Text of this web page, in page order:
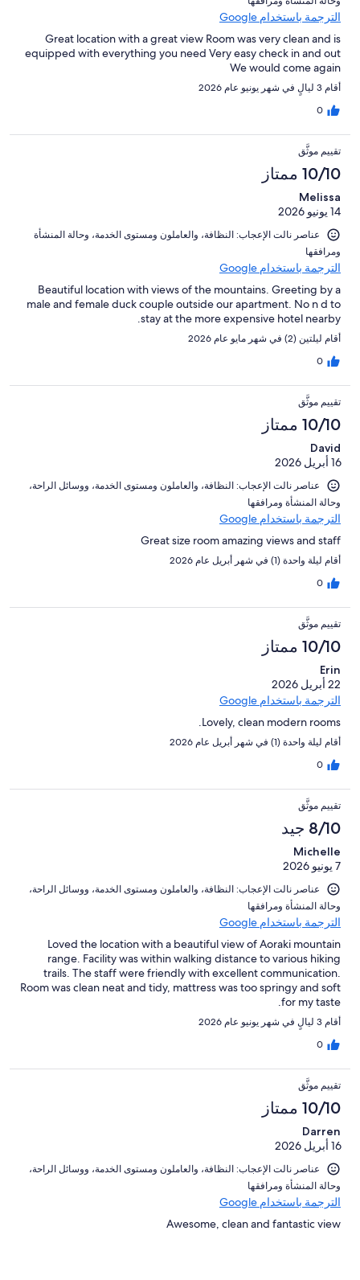
الترجمة باستخدام Google
Great location with a great view Room was very clean and is
equipped with everything you need Very easy check in and out
We would come again
أقام 3 ليالٍ في شهر يونيو عام 2026
0
تقييم موثَّق
10/10 ممتاز
Melissa
14 يونيو 2026
عناصر نالت الإعجاب: ⁦النظافة⁩، و⁦العاملون ومستوى الخدمة⁩، و⁦حالة المنشأة
ومرافقها⁩
الترجمة باستخدام Google
Beautiful location with views of the mountains. Greeting by a
male and female duck couple outside our apartment. No n d to
stay at the more expensive hotel nearby.
أقام ليلتين (2) في شهر مايو عام 2026
0
تقييم موثَّق
10/10 ممتاز
David
16 أبريل 2026
عناصر نالت الإعجاب: ⁦النظافة⁩، و⁦العاملون ومستوى الخدمة⁩، و⁦وسائل الراحة⁩،
و⁦حالة المنشأة ومرافقها⁩
الترجمة باستخدام Google
Great size room amazing views and staff
أقام ليلة واحدة (1) في شهر أبريل عام 2026
0
تقييم موثَّق
10/10 ممتاز
Erin
22 أبريل 2026
الترجمة باستخدام Google
Lovely, clean modern rooms.
أقام ليلة واحدة (1) في شهر أبريل عام 2026
0
تقييم موثَّق
8/10 جيد
Michelle
7 يونيو 2026
عناصر نالت الإعجاب: ⁦النظافة⁩، و⁦العاملون ومستوى الخدمة⁩، و⁦وسائل الراحة⁩،
و⁦حالة المنشأة ومرافقها⁩
الترجمة باستخدام Google
Loved the location with a beautiful view of Aoraki mountain
range. Facility was within walking distance to various hiking
trails. The staff were friendly with excellent communication.
Room was clean neat and tidy, mattress was too springy and soft
for my taste.
أقام 3 ليالٍ في شهر يونيو عام 2026
0
تقييم موثَّق
10/10 ممتاز
Darren
16 أبريل 2026
عناصر نالت الإعجاب: ⁦النظافة⁩، و⁦العاملون ومستوى الخدمة⁩، و⁦وسائل الراحة⁩،
و⁦حالة المنشأة ومرافقها⁩
الترجمة باستخدام Google
Awesome, clean and fantastic view